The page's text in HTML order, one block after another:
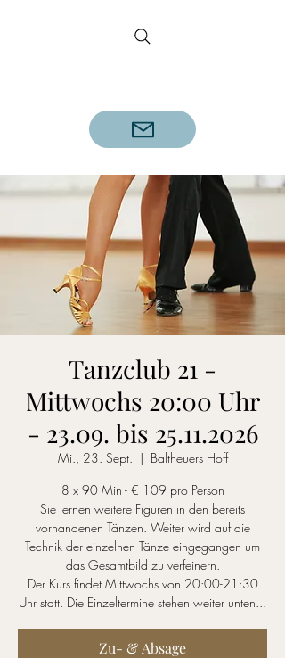
Tanzclub 21 -
Mittwochs 20:00 Uhr
- 23.09. bis 25.11.2026
Mi., 23. Sept.
  |
Baltheuers Hoff
8 x 90 Min - € 109 pro Person
Sie lernen weitere Figuren in den bereits
vorhandenen Tänzen. Weiter wird auf die
Technik der einzelnen Tänze eingegangen um
das Gesamtbild zu verfeinern.
Der Kurs findet Mittwochs von 20:00-21:30
Uhr statt. Die Einzeltermine stehen weiter unten...
Zu- & Absage